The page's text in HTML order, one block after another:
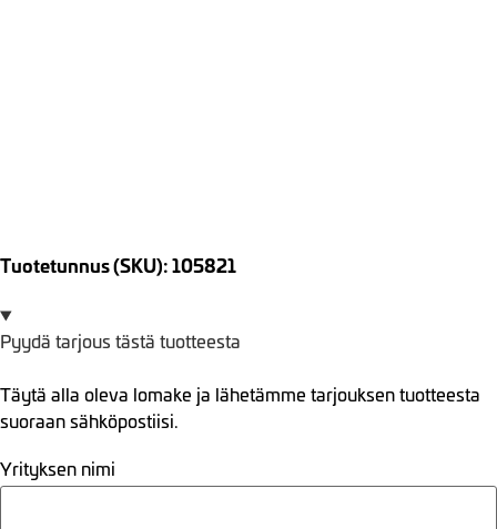
Tuotetunnus (SKU): 105821
Pyydä tarjous tästä tuotteesta
Täytä alla oleva lomake ja lähetämme tarjouksen tuotteesta
suoraan sähköpostiisi.
Yrityksen nimi